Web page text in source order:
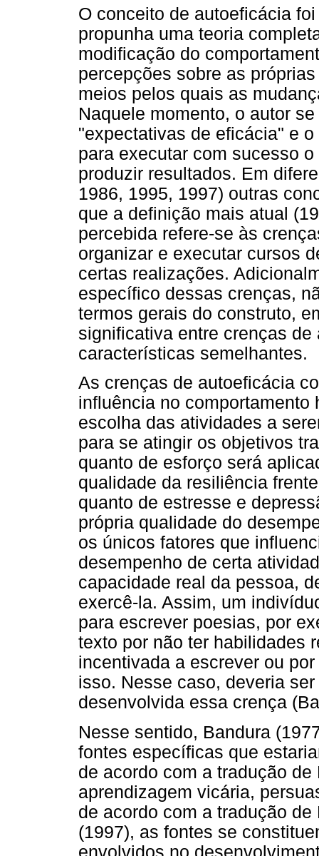
O conceito de autoeficácia
propunha uma teoria
modificação do
percepções sobre as
meios pelos quais as
Naquele momento, o autor
"expectativas de eficácia" e
para executar com sucesso
produzir resultados. Em
1986, 1995, 1997) outras
que a definição mais atual
percebida refere-se às
organizar e executar cursos
certas realizações.
específico dessas crenças,
termos gerais do construto,
significativa entre crenças
características semelhantes.
As crenças de autoeficácia
influência no comportamento
escolha das atividades a
para se atingir os objetivos
quanto de esforço será
qualidade da resiliência
quanto de estresse e
própria qualidade do
os únicos fatores que
desempenho de certa
capacidade real da pessoa,
exercê-la. Assim, um
para escrever poesias, por
texto por não ter habilidades
incentivada a escrever ou
isso. Nesse caso, deveria
desenvolvida essa crença
Nesse sentido, Bandura
fontes específicas que
de acordo com a tradução
aprendizagem vicária,
de acordo com a tradução
(1997), as fontes se
envolvidos no